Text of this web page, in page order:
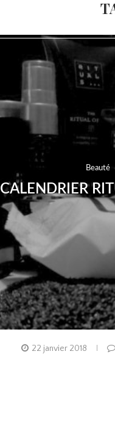
Beauté
CALENDRIER
22 janvier 2018